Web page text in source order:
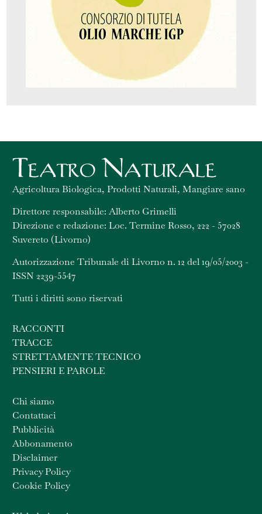
Agricoltura Biologica, Prodotti Naturali, Mangiare sano
Direttore responsabile: Alberto Grimelli
Direzione e redazione: Loc. Termine Rosso, 222 - 57028
Suvereto (Livorno)
Autorizzazione Tribunale di Livorno n. 12 del 19/05/2003 -
ISSN 2239-5547
Tutti i diritti sono riservati
RACCONTI
TRACCE
STRETTAMENTE TECNICO
PENSIERI E PAROLE
Chi siamo
Contattaci
Pubblicità
Abbonamento
Disclaimer
Privacy Policy
Cookie Policy